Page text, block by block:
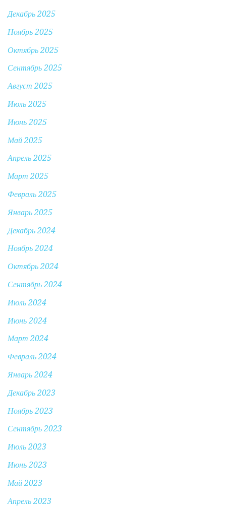
Декабрь 2025
Ноябрь 2025
Октябрь 2025
Сентябрь 2025
Август 2025
Июль 2025
Июнь 2025
Май 2025
Апрель 2025
Март 2025
Февраль 2025
Январь 2025
Декабрь 2024
Ноябрь 2024
Октябрь 2024
Сентябрь 2024
Июль 2024
Июнь 2024
Март 2024
Февраль 2024
Январь 2024
Декабрь 2023
Ноябрь 2023
Сентябрь 2023
Июль 2023
Июнь 2023
Май 2023
Апрель 2023